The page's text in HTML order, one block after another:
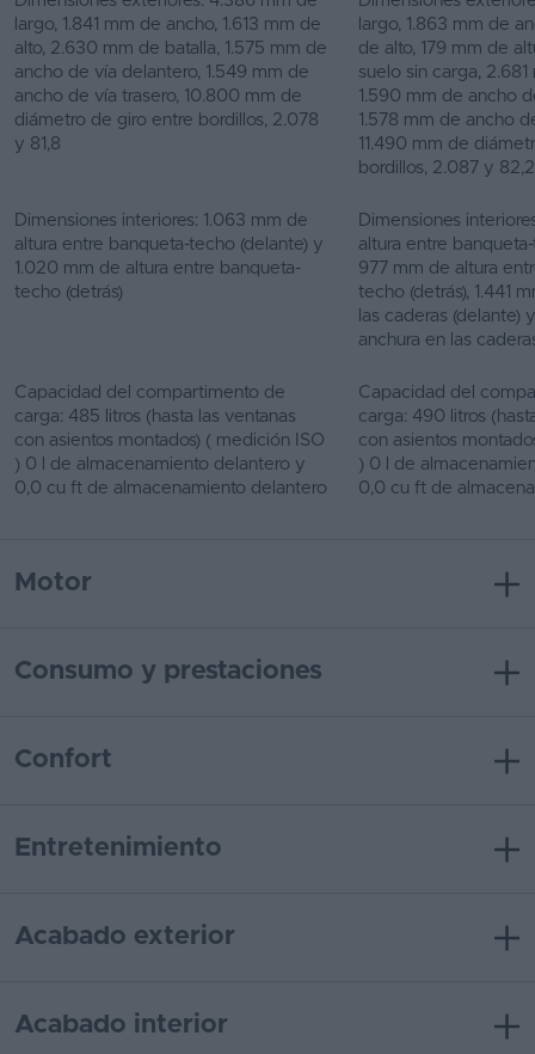
largo, 1.841 mm de ancho, 1.613 mm de
alto, 2.630 mm de batalla, 1.575 mm de
ancho de vía delantero, 1.549 mm de
ancho de vía trasero, 10.800 mm de
diámetro de giro entre bordillos, 2.078
y 81,8
largo, 1.863 mm de
de alto, 179 mm de
suelo sin carga,
1.590 mm de ancho
1.578 mm de ancho
11.490 mm de
bordillos, 2.087 y 82,2
Dimensiones interiores: 1.063 mm de
altura entre banqueta-techo (delante) y
1.020 mm de altura entre banqueta-
techo (detrás)
Dimensiones
altura entre
977 mm de altura
techo (detrás), 1.441
las caderas (delante)
anchura en las
Capacidad del compartimento de
carga: 485 litros (hasta las ventanas
con asientos montados) ( medición ISO
) 0 l de almacenamiento delantero y
0,0 cu ft de almacenamiento delantero
Capacidad del
carga: 490 litros
con asientos
) 0 l de
0,0 cu ft de
Motor
Consumo y prestaciones
Confort
Entretenimiento
Acabado exterior
Acabado interior